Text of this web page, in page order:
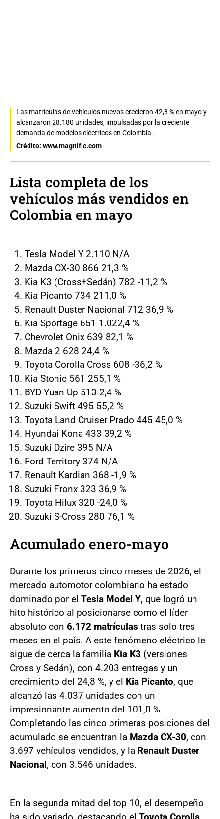
Las matrículas de vehículos nuevos crecieron 42,8 % en mayo y
alcanzaron 28.180 unidades, impulsadas por la creciente
demanda de modelos eléctricos en Colombia.
Crédito: www.magnific.com
Lista completa de los
vehículos más vendidos en
Colombia en mayo
Tesla Model Y 2.110 N/A
Mazda CX-30 866 21,3 %
Kia K3 (Cross+Sedán) 782 -11,2 %
Kia Picanto 734 211,0 %
Renault Duster Nacional 712 36,9 %
Kia Sportage 651 1.022,4 %
Chevrolet Onix 639 82,1 %
Mazda 2 628 24,4 %
Toyota Corolla Cross 608 -36,2 %
Kia Stonic 561 255,1 %
BYD Yuan Up 513 2,4 %
Suzuki Swift 495 55,2 %
Toyota Land Cruiser Prado 445 45,0 %
Hyundai Kona 433 39,2 %
Suzuki Dzire 395 N/A
Ford Territory 374 N/A
Renault Kardian 368 -1,9 %
Suzuki Fronx 323 36,9 %
Toyota Hilux 320 -24,0 %
Suzuki S-Cross 280 76,1 %
Acumulado enero-mayo
Durante los primeros cinco meses de 2026, el
mercado automotor colombiano ha estado
dominado por el Tesla Model Y, que logró un
hito histórico al posicionarse como el líder
absoluto con 6.172 matrículas tras solo tres
meses en el país. A este fenómeno eléctrico le
sigue de cerca la familia Kia K3 (versiones
Cross y Sedán), con 4.203 entregas y un
crecimiento del 24,8 %, y el Kia Picanto, que
alcanzó las 4.037 unidades con un
impresionante aumento del 101,0 %.
Completando las cinco primeras posiciones del
acumulado se encuentran la Mazda CX-30, con
3.697 vehículos vendidos, y la Renault Duster
Nacional, con 3.546 unidades.
En la segunda mitad del top 10, el desempeño